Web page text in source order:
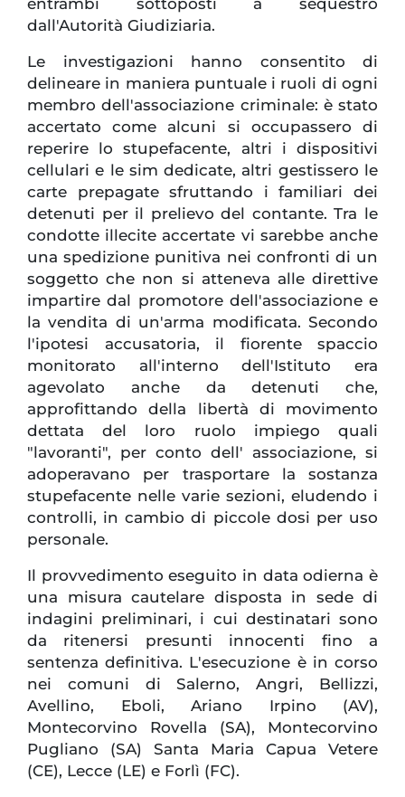
entrambi sottoposti a sequestro
dall'Autorità Giudiziaria.
Le investigazioni hanno consentito di
delineare in maniera puntuale i ruoli di ogni
membro dell'associazione criminale: è stato
accertato come alcuni si occupassero di
reperire lo stupefacente, altri i dispositivi
cellulari e le sim dedicate, altri gestissero le
carte prepagate sfruttando i familiari dei
detenuti per il prelievo del contante. Tra le
condotte illecite accertate vi sarebbe anche
una spedizione punitiva nei confronti di un
soggetto che non si atteneva alle direttive
impartire dal promotore dell'associazione e
la vendita di un'arma modificata. Secondo
l'ipotesi accusatoria, il fiorente spaccio
monitorato all'interno dell'Istituto era
agevolato anche da detenuti che,
approfittando della libertà di movimento
dettata del loro ruolo impiego quali
"lavoranti", per conto dell' associazione, si
adoperavano per trasportare la sostanza
stupefacente nelle varie sezioni, eludendo i
controlli, in cambio di piccole dosi per uso
personale.
Il provvedimento eseguito in data odierna è
una misura cautelare disposta in sede di
indagini preliminari, i cui destinatari sono
da ritenersi presunti innocenti fino a
sentenza definitiva. L'esecuzione è in corso
nei comuni di Salerno, Angri, Bellizzi,
Avellino, Eboli, Ariano Irpino (AV),
Montecorvino Rovella (SA), Montecorvino
Pugliano (SA) Santa Maria Capua Vetere
(CE), Lecce (LE) e Forlì (FC).